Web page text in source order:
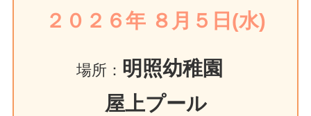
２０２６年 ８月５日(水)
場所： 明照幼稚園
屋上プール